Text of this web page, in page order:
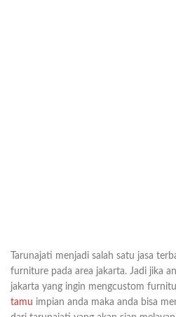
Tarunajati menjadi salah satu jasa
furniture pada area jakarta. Jadi jika
jakarta yang ingin mengcustom
tamu impian anda maka anda bisa